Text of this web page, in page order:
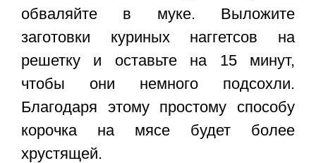
обваляйте в муке. Выложите
заготовки куриных наггетсов на
решетку и оставьте на 15 минут,
чтобы они немного подсохли.
Благодаря этому простому способу
корочка на мясе будет более
хрустящей.